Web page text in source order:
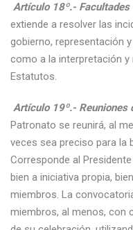
Artículo 18º.- Facultades
extiende a resolver las
gobierno, representación
como a la interpretación
Estatutos.
Artículo 19º.- Reuniones
Patronato se reunirá, al
veces sea preciso para la
Corresponde al
bien a iniciativa propia,
miembros. La
miembros, al menos, con